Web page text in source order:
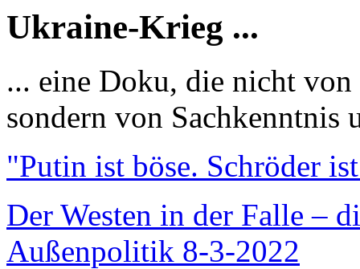
Ukraine-Krieg ...
... eine Doku, die nicht
sondern von Sachkenntnis
"Putin ist böse. Schröder
Der Westen in der Falle –
Außenpolitik 8-3-2022